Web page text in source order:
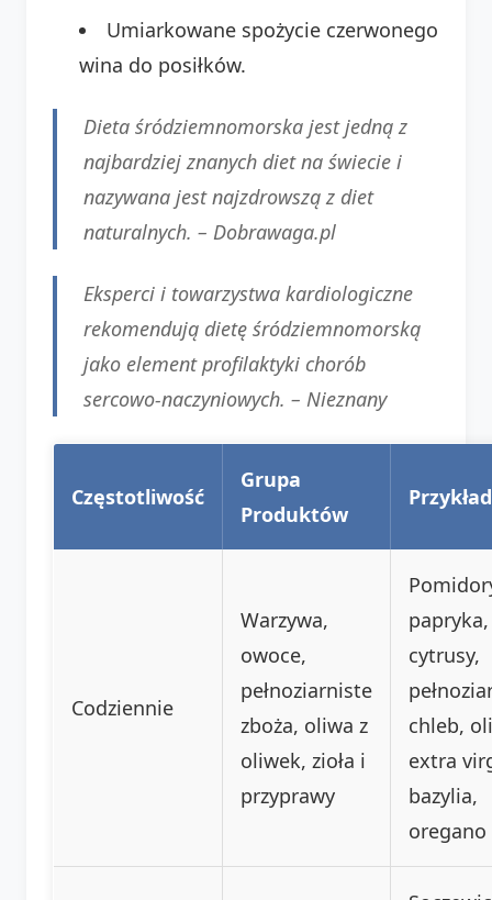
Umiarkowane spożycie czerwonego
wina do posiłków.
Dieta śródziemnomorska jest jedną z
najbardziej znanych diet na świecie i
nazywana jest najzdrowszą z diet
naturalnych. – Dobrawaga.pl
Eksperci i towarzystwa kardiologiczne
rekomendują dietę śródziemnomorską
jako element profilaktyki chorób
sercowo-naczyniowych. – Nieznany
Częstotliwość
Grupa
Produktów
Codziennie
Warzywa,
owoce,
pełnoziarniste
zboża, oliwa z
oliwek, zioła i
przyprawy
papryka,
cytrusy,
chleb,
extra
bazylia,
oregano